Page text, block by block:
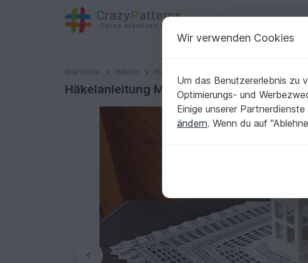
CrazyPatterns
Deine kreativen Ideen
Startseite Häkeln Haus & Deko
Häkelanleitung Mitteldecke "Tischgeflüster"
Häkelanleitung Mitteldecke
Wir verwenden Cookies
Um das Benutzererlebnis zu
Optimierungs- und
Einige unserer
ändern. Wenn du auf